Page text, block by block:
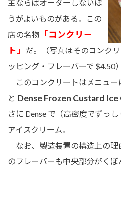
主ならばオーダーしないほ
うがよいものがある。この
店の名物 「コンクリー
ト」
だ。（写真はそのコンク
ッピング・フレーバーで $4.50）
このコンクリートはメニュー
と Dense Frozen Custard Ice
さに Dense で（高密度でずっ
アイスクリーム。
なお、製造装置の構造上の理
のフレーバーも中央部分がくぼ